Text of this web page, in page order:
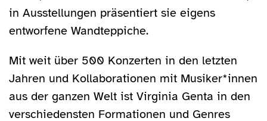
in Ausstellungen präsentiert sie eigens
entworfene Wandteppiche.
Mit weit über 500 Konzerten in den letzten
Jahren und Kollaborationen mit Musiker*innen
aus der ganzen Welt ist Virginia Genta in den
verschiedensten Formationen und Genres